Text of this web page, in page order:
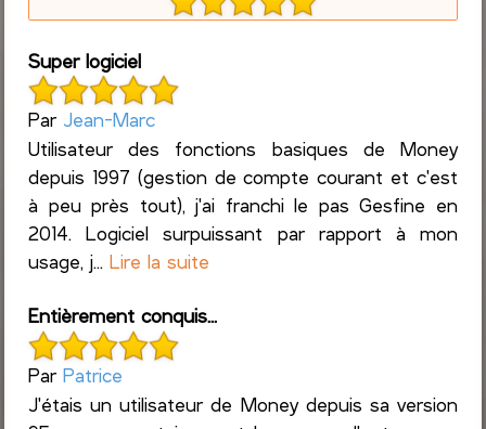
Super logiciel
Par Jean-Marc
Utilisateur des fonctions basiques de Money
depuis 1997 (gestion de compte courant et c'est
à peu près tout), j'ai franchi le pas Gesfine en
2014. Logiciel surpuissant par rapport à mon
usage, j...Lire la suite
Entièrement conquis...
ParPatrice
J'étais un utilisateur de Money depuis sa version